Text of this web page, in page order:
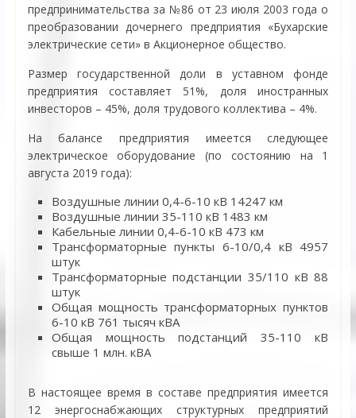
предпринимательства за №86 от 23 июля 2003 года о
преобразовании дочернего предприятия «Бухарские
электрические сети» в Акционерное общество.
Размер государственной доли в уставном фонде
предприятия составляет 51%, доля иностранных
инвесторов – 45%, доля трудового коллектива – 4%.
На балансе предприятия имеется следующее
электрическое оборудование (по состоянию на 1
августа 2019 года):
Воздушные линии 0,4-6-10 кВ 14247 км
Воздушные линии 35-110 кВ 1483 км
Кабельные линии 0,4-6-10 кВ 473 км
Трансформаторные пункты 6-10/0,4 кВ 4957
штук
Трансформаторные подстанции 35/110 кВ 88
штук
Общая мощность трансформаторных пунктов
6-10 кВ 761 тысяч кВА
Общая мощность подстанций 35-110 кВ
свыше 1 млн. кВА
В настоящее время в составе предприятия имеется
12 энергоснабжающих структурных предприятий